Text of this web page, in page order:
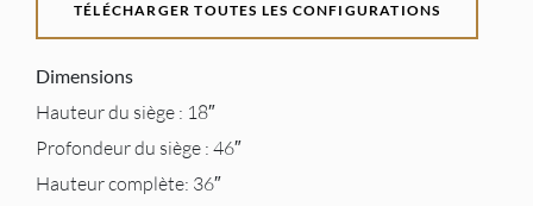
TÉLÉCHARGER TOUTES LES CONFIGURATIONS
Dimensions
Hauteur du siège : 18″
Profondeur du siège : 46″
Hauteur complète: 36″